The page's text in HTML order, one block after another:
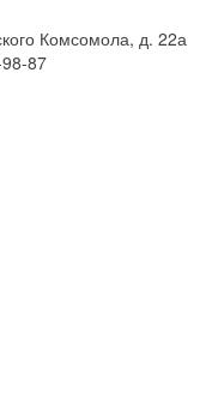
Комсомола, д. 22а
87